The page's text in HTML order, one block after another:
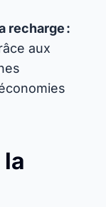
recharge :
aux